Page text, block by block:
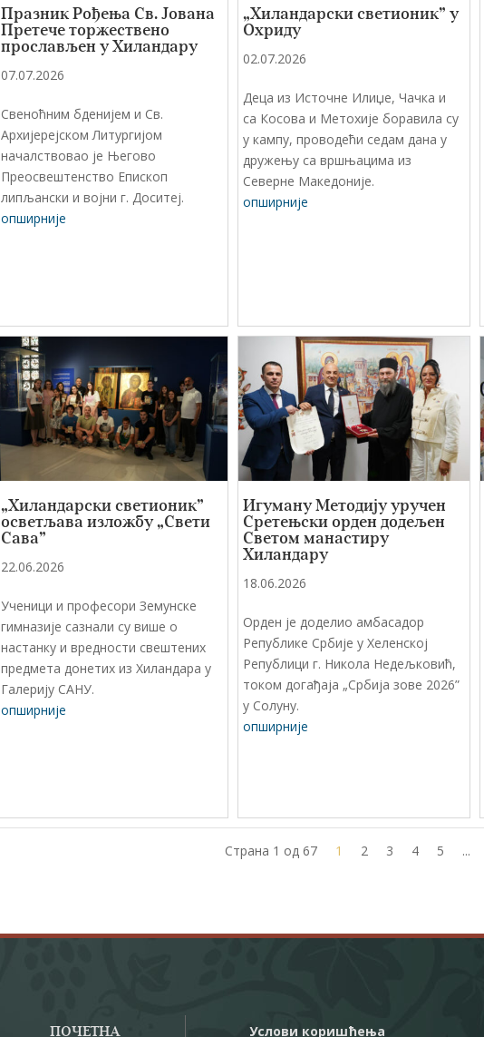
Празник Рођења Св. Јована
Претече торжествено
прослављен у Хиландару
07.07.2026
Свеноћним бденијем и Св.
Архијерејском Литургијом
началствовао је Његово
Преосвештенство Епископ
липљански и војни г. Доситеј.
опширније
„Хиландарски светионик” у
Охриду
02.07.2026
Деца из Источне Илиџе, Чачка и
са Косова и Метохије боравила су
у кампу, проводећи седам дана у
дружењу са вршњацима из
Северне Македоније.
опширније
„Хиландарски светионик”
осветљава изложбу „Свети
Сава”
22.06.2026
Ученици и професори Земунске
гимназије сазнали су више о
настанку и вредности свештених
предмета донетих из Хиландара у
Галерију САНУ.
опширније
Игуману Методију уручен
Сретењски орден додељен
Светом манастиру
Хиландару
18.06.2026
Орден је доделио амбасадор
Републике Србије у Хеленској
Републици г. Никола Недељковић,
током догађаја „Србија зове 2026”
у Солуну.
опширније
Страна 1 од 67 1 2 3 4 5 ...
ПОЧЕТНА Услови коришћења